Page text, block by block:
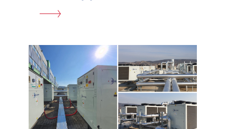
risparmio energetico possibile. I gruppi
frigoriferi RHOSS sono unità in grado di
energetica tra le più alte della loro categoria.
Unsistema di supervisione e regolazione
proprietario
, progettato appositamente sulla
base delle caratteristiche dei prodotti Rhoss, è
in grado di ottimizzare in ogni momento le
funzioni dell’impianto di climatizzazione per
assicurare elevate prestazioni energetiche in
ogni condizione.